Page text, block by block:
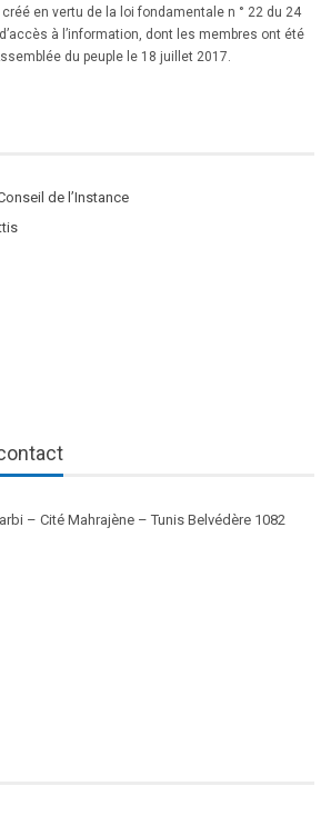
en vertu de la loi fondamentale n ° 22 du 24
à l’information, dont les membres ont été
du peuple le 18 juillet 2017.
de l’Instance
– Cité Mahrajène – Tunis Belvédère 1082